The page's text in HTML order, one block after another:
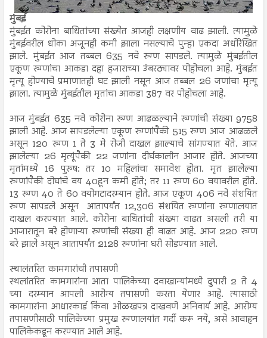
मुंबई
मुंबईत कोरोना बाधितांच्या संख्येत आजही लक्षणीय वाढ झाली. त्यामुळे
मुंबईवरील धोका अजूनही कमी झाला नसल्याचे पुन्हा एकदा अधोरेखित
झाले. मुंबईत आज तब्बल 635 नवे रुग्ण सापडले. त्यामुळे मुंबईतील
एकूण रुग्णांचा आकडा दहा हजाराच्या उंबरठ्यावर पोहोचला आहे. मुंबईत
मृत्यू होण्याचे प्रमाणातही घट झाली नसून आज तब्बल 26 जणांचा मृत्यू
झाला. त्यामुळे मुंबईतील मृतांचा आकडा 387 वर पोहोचला आहे.
आज मुंबईत 635 नवे कोरोना रुग्ण आढळल्याने रुग्णांची संख्या 9758
झाली आहे. आज सापडलेल्या एकूण रुग्णांपैकी 515 रुग्ण आज आढळले
असून 120 रुग्ण 1 ते 3 मे रोजी दाखल झाल्याचे सांगण्यात येते. आज
झालेल्या 26 मृत्यूंपैकी 22 जणांना दीर्घकालीन आजार होते. आजच्या
मृतांमध्ये 16 पुरुष: तर 10 महिलांचा समावेश होता. मृत झालेल्या
रुग्णांपैकी दोघांचे वय 40हून कमी होते; तर 11 रुग्ण 60 वयावरील होते.
13 रुग्ण 40 ते 60 वयोगटादरम्यान होते. आज एकूण 406 नवे संशयित
रुग्ण सापडले असून आतापर्यंत 12,306 संशयित रुग्णांना रुग्णालयात
दाखल करण्यात आले. कोरोना बाधितांची संख्या वाढत असली तरी या
आजारातून बरे होणाऱ्या रुग्णांची संख्या ही वाढत आहे. आज 220 रुग्ण
बरे झाले असून आतापर्यंत 2128 रुग्णांना घरी सोडण्यात आले.
स्थालंतरित कामगारांची तपासणी
स्थलांतरित कामगारांना आता पालिकेच्या दवाखान्यांमध्ये दुपारी 2 ते 4
च्या दरम्यान आपली आरोग्य तपासणी करता येणार आहे. त्यासाठी
कामगारांना आधारकार्ड किंवा ओळखपत्र दाखवणे अनिवार्य आहे. आरोग्य
तपासणीसाठी पालिकेच्या प्रमुख रुग्णालयांत गर्दी करू नये, असे आवाहन
पालिकेकडून करण्यात आले आहे.